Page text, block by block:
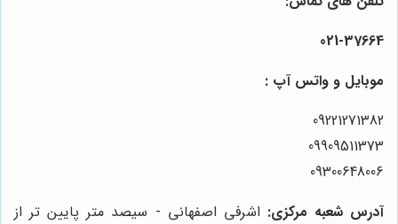
021-37664
موبایل و واتس آپ :
09221271382
09909511373
09300648006
آدرس شعبه مرکزی: اشرفی اصفهانی - سیصد متر پایین تر از